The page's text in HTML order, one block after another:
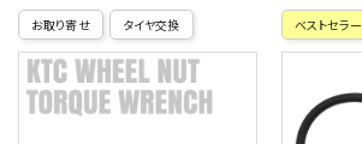
お取り寄せ タイヤ交換 ベストセラー